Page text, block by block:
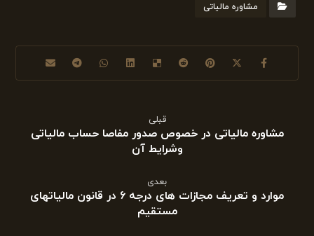
مشاوره مالیاتی
قبلی
مشاوره مالیاتی در خصوص صدور مفاصا حساب مالیاتی
وشرایط آن
بعدی
موارد و تعریف مجازات های درجه ۶ در قانون مالیاتهای
مستقیم